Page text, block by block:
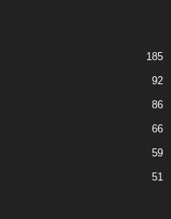
185
92
86
66
59
51